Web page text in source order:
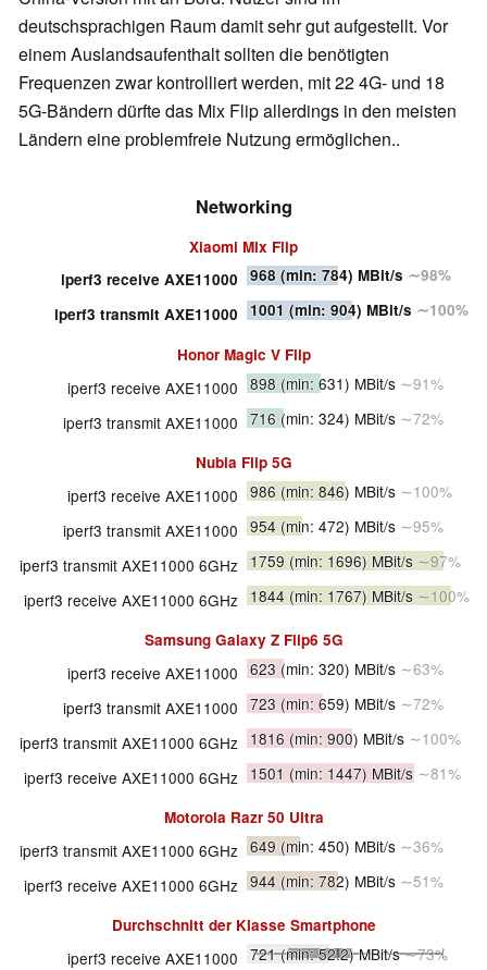
deutschsprachigen Raum damit sehr gut aufgestellt. Vor
einem Auslandsaufenthalt sollten die benötigten
Frequenzen zwar kontrolliert werden, mit 22 4G- und 18
5G-Bändern dürfte das Mix Flip allerdings in den meisten
Ländern eine problemfreie Nutzung ermöglichen..
Networking
Xiaomi Mix Flip
iperf3 receive AXE11000
968 (min: 784) MBit/s ∼98%
iperf3 transmit AXE11000
1001 (min: 904) MBit/s ∼100%
Honor Magic V Flip
iperf3 receive AXE11000 898 (min: 631) MBit/s ∼91%
iperf3 transmit AXE11000 716 (min: 324) MBit/s ∼72%
Nubia Flip 5G
iperf3 receive AXE11000 986 (min: 846) MBit/s ∼100%
iperf3 transmit AXE11000 954 (min: 472) MBit/s ∼95%
iperf3 transmit AXE11000 6GHz
1759 (min: 1696) MBit/s ∼97%
iperf3 receive AXE11000 6GHz
1844 (min: 1767) MBit/s ∼100%
Samsung Galaxy Z Flip6 5G
iperf3 receive AXE11000 623 (min: 320) MBit/s ∼63%
iperf3 transmit AXE11000 723 (min: 659) MBit/s ∼72%
iperf3 transmit AXE11000 6GHz
1816 (min: 900) MBit/s ∼100%
iperf3 receive AXE11000 6GHz
1501 (min: 1447) MBit/s ∼81%
Motorola Razr 50 Ultra
iperf3 transmit AXE11000 6GHz 649 (min: 450) MBit/s ∼36%
iperf3 receive AXE11000 6GHz 944 (min: 782) MBit/s ∼51%
Durchschnitt der Klasse Smartphone
iperf3 receive AXE11000 721(min: 52.2)MBit/s∼73%